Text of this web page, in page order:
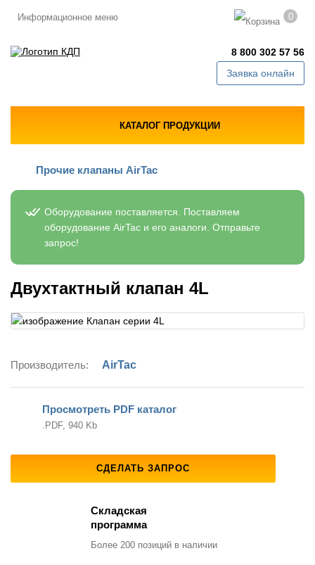
Информационное меню 0
8 800 302 57 56
Заявка онлайн
КАТАЛОГ ПРОДУКЦИИ
Прочие клапаны AirTac
Оборудование поставляется. Поставляем
оборудование AirTac и его аналоги. Отправьте
запрос!
Двухтактный клапан 4L
Производитель: AirTac
Просмотреть PDF каталог
.PDF, 940 Kb
СДЕЛАТЬ ЗАПРОС
Складская
программа
Более 200 позиций в наличии